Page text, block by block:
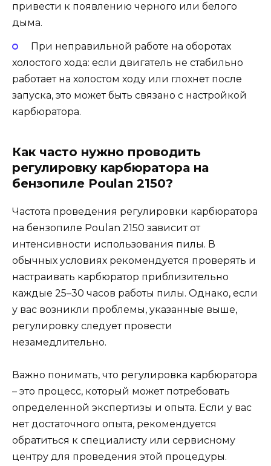
привести к появлению черного или белого
дыма.
При неправильной работе на оборотах
холостого хода: если двигатель не стабильно
работает на холостом ходу или глохнет после
запуска, это может быть связано с настройкой
карбюратора.
Как часто нужно проводить
регулировку карбюратора на
бензопиле Poulan 2150?
Частота проведения регулировки карбюратора
на бензопиле Poulan 2150 зависит от
интенсивности использования пилы. В
обычных условиях рекомендуется проверять и
настраивать карбюратор приблизительно
каждые 25–30 часов работы пилы. Однако, если
у вас возникли проблемы, указанные выше,
регулировку следует провести
незамедлительно.
Важно понимать, что регулировка карбюратора
– это процесс, который может потребовать
определенной экспертизы и опыта. Если у вас
нет достаточного опыта, рекомендуется
обратиться к специалисту или сервисному
центру для проведения этой процедуры.